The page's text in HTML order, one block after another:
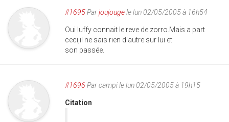
#1695Parjoujougele lun 02/05/2005 à 16h54
Oui luffy connait le reve de zorro.Mais a part
ceci,il ne sais rien d'autre sur lui et
son passée.
#1696 Parcampile lun 02/05/2005 à 19h15
Citation